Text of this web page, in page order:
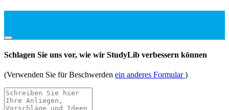
Schlagen Sie uns vor, wie wir StudyLib verbessern können
(Verwenden Sie für Beschwerden ein anderes Formular)